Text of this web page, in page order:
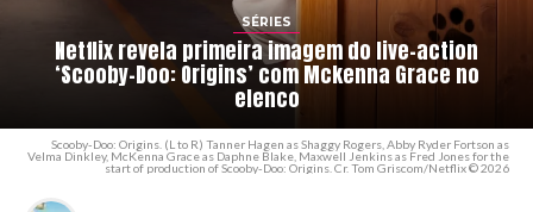
SÉRIES
Netflix revela primeira imagem do live-action
‘Scooby-Doo: Origins’ com Mckenna Grace no
elenco
Scooby-Doo: Origins. (L to R) Tanner Hagen as Shaggy Rogers, Abby Ryder Fortson as
Velma Dinkley, McKenna Grace as Daphne Blake, Maxwell Jenkins as Fred Jones for the
start of production of Scooby-Doo: Origins. Cr. Tom Griscom/Netflix © 2026